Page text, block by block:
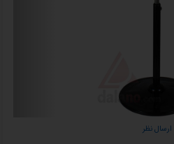
ارسال نظر